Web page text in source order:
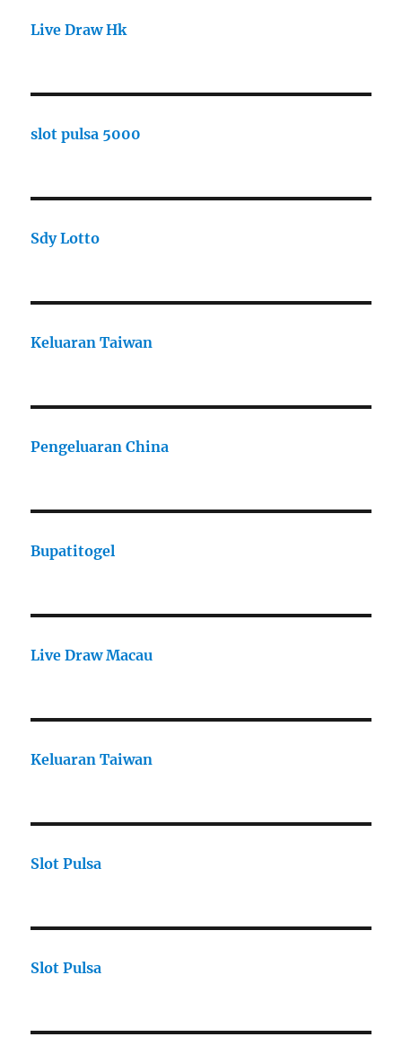
Live Draw Hk
slot pulsa 5000
Sdy Lotto
Keluaran Taiwan
Pengeluaran China
Bupatitogel
Live Draw Macau
Keluaran Taiwan
Slot Pulsa
Slot Pulsa